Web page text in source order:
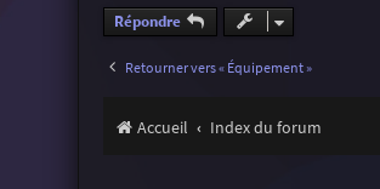
Répondre
Retourner vers « Équipement »
Accueil Index du forum